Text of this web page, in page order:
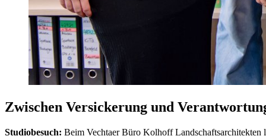
Zwischen Versickerung und
Studiobesuch: Beim Vechtaer Büro Kolhoff Landschaftsarchitekten